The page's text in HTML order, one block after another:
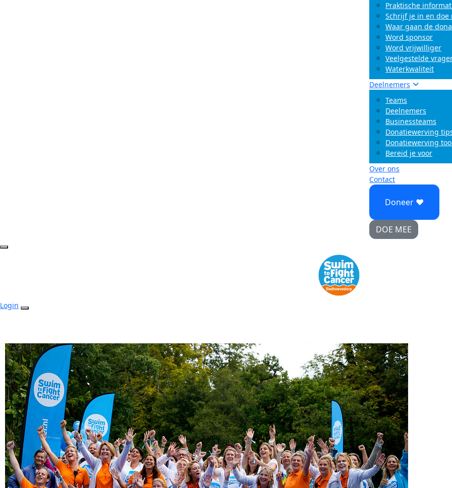
Praktische
Schrijf je in en doe
Waar gaan de
Word sponsor
Word vrijwilliger
Veelgestelde
Waterkwaliteit
Deelnemers
Teams
Deelnemers
Businessteams
Donatiewerving
Donatiewerving
Bereid je voor
Over ons
Contact
Doneer ♥
DOE MEE
Login